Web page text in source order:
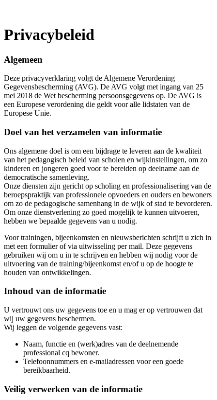
Privacybeleid
Algemeen
Deze privacyverklaring volgt de Algemene Verordening
Gegevensbescherming (AVG). De AVG volgt met ingang van 25
mei 2018 de Wet bescherming persoonsgegevens op. De AVG is
een Europese verordening die geldt voor alle lidstaten van de
Europese Unie.
Doel van het verzamelen van informatie
Ons algemene doel is om een bijdrage te leveren aan de kwaliteit
van het pedagogisch beleid van scholen en wijkinstellingen, om zo
kinderen en jongeren goed voor te bereiden op deelname aan de
democratische samenleving.
Onze diensten zijn gericht op scholing en professionalisering van de
beroepspraktijk van professionele opvoeders en ouders en bewoners
om zo de pedagogische samenhang in de wijk of stad te bevorderen.
Om onze dienstverlening zo goed mogelijk te kunnen uitvoeren,
hebben we bepaalde gegevens van u nodig.
Voor trainingen, bijeenkomsten en nieuwsberichten schrijft u zich in
met een formulier of via uitwisseling per mail. Deze gegevens
gebruiken wij om u in te schrijven en hebben wij nodig voor de
uitvoering van de training/bijeenkomst en/of u op de hoogte te
houden van ontwikkelingen.
Inhoud van de informatie
U vertrouwt ons uw gegevens toe en u mag er op vertrouwen dat
wij uw gegevens beschermen.
Wij leggen de volgende gegevens vast:
Naam, functie en (werk)adres van de deelnemende
professional cq bewoner.
Telefoonnummers en e-mailadressen voor een goede
bereikbaarheid.
Veilig verwerken van de informatie